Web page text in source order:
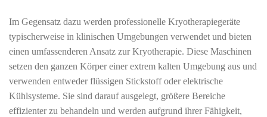
Im Gegensatz dazu werden professionelle Kryotherapiegeräte
typischerweise in klinischen Umgebungen verwendet und bieten
einen umfassenderen Ansatz zur Kryotherapie. Diese Maschinen
setzen den ganzen Körper einer extrem kalten Umgebung aus und
verwenden entweder flüssigen Stickstoff oder elektrische
Kühlsysteme. Sie sind darauf ausgelegt, größere Bereiche
effizienter zu behandeln und werden aufgrund ihrer Fähigkeit,